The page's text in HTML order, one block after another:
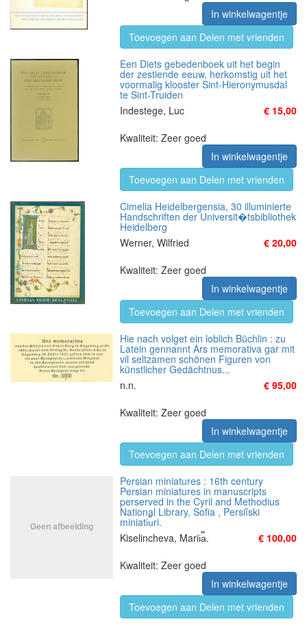
In winkelwagentje
Toevoegen aan Delen met vrienden
Een Diets gebedenboek uit het begin
der zestiende eeuw, herkomstig uit het
voormalig klooster Sint-Hieronymusdal
te Sint-Truiden
Indestege, Luc
€ 15,00
Kwaliteit: Zeer goed
In winkelwagentje
Toevoegen aan Delen met vrienden
Cimelia Heidelbergensia, 30 illuminierte
Handschriften der Universit�tsbibliothek
Heidelberg
Werner, Wilfried
€ 20,00
Kwaliteit: Zeer goed
In winkelwagentje
Toevoegen aan Delen met vrienden
Hie nach volget ein loblich Büchlin : zu
Latein gennannt Ars memorativa gar mit
vil seltzamen schönen Figuren von
künstlicher Gedächtnus...
n.n.
€ 95,00
Kwaliteit: Zeer goed
In winkelwagentje
Toevoegen aan Delen met vrienden
Persian miniatures : 16th century
Persian miniatures in manuscripts
perserved in the Cyril and Methodius
National Library, Sofia , Persiĭski
miniati︠u︡ri.
Kiselincheva, Marii︠a︡.
€ 100,00
Kwaliteit: Zeer goed
In winkelwagentje
Toevoegen aan Delen met vrienden